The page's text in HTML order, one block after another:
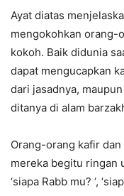
Ayat diatas
mengokohkan orang-
kokoh. Baik didunia
dapat mengucapkan
dari jasadnya,
ditanya di alam
Orang-orang kafir
mereka begitu ringan
‘siapa Rabb mu? ‘,